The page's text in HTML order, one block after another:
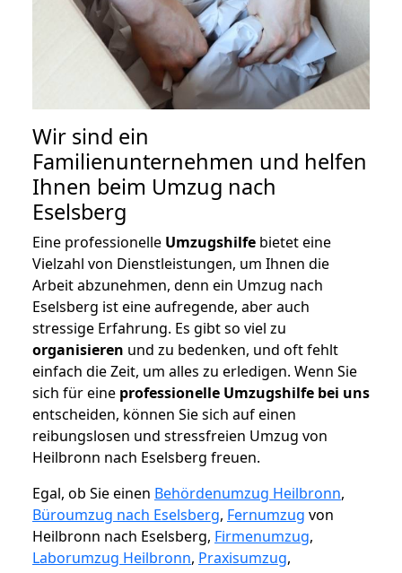
Wir sind ein
Familienunternehmen und helfen
Ihnen beim Umzug nach
Eselsberg
Eine professionelle Umzugshilfe bietet eine
Vielzahl von Dienstleistungen, um Ihnen die
Arbeit abzunehmen, denn ein Umzug nach
Eselsberg ist eine aufregende, aber auch
stressige Erfahrung. Es gibt so viel zu
organisieren und zu bedenken, und oft fehlt
einfach die Zeit, um alles zu erledigen. Wenn Sie
sich für eine professionelle Umzugshilfe bei uns
entscheiden, können Sie sich auf einen
reibungslosen und stressfreien Umzug von
Heilbronn nach Eselsberg freuen.
Egal, ob Sie einen Behördenumzug Heilbronn,
Büroumzug nach Eselsberg, Fernumzug von
Heilbronn nach Eselsberg, Firmenumzug,
Laborumzug Heilbronn, Praxisumzug,